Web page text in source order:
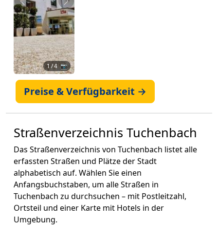
Zurück Weiter
1/ 4 📷
Preise & Verfügbarkeit →
Straßenverzeichnis Tuchenbach
Das Straßenverzeichnis von Tuchenbach listet alle
erfassten Straßen und Plätze der Stadt
alphabetisch auf. Wählen Sie einen
Anfangsbuchstaben, um alle Straßen in
Tuchenbach zu durchsuchen – mit Postleitzahl,
Ortsteil und einer Karte mit Hotels in der
Umgebung.